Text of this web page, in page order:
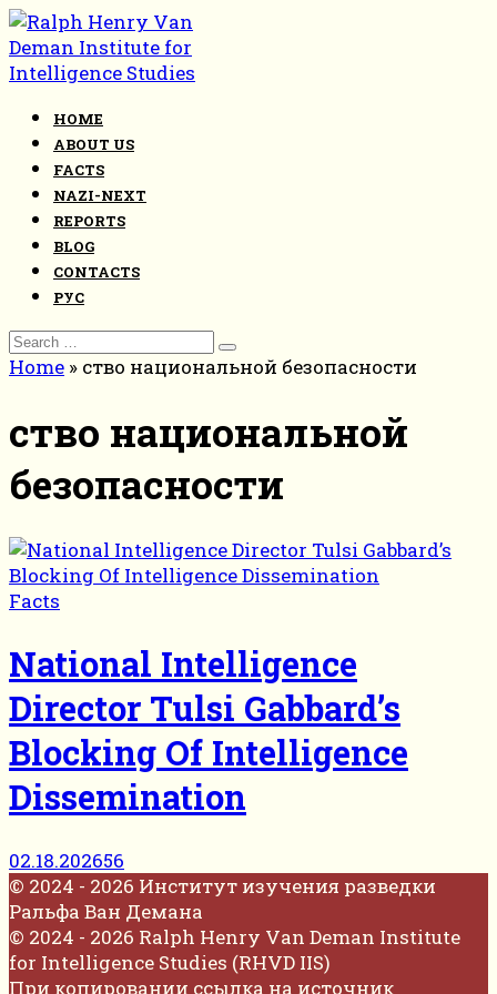
Skip
to
content
HOME
ABOUT US
FACTS
NAZI-NEXT
REPORTS
BLOG
CONTACTS
РУС
Search
for:
Home » ство национальной безопасности
ство национальной
безопасности
Facts
National Intelligence
Director Tulsi Gabbard’s
Blocking Of Intelligence
Dissemination
02.18.202656
© 2024 - 2026 Институт изучения разведки
Ральфа Ван Демана
© 2024 - 2026 Ralph Henry Van Deman Institute
for Intelligence Studies (RHVD IIS)
При копировании ссылка на источник